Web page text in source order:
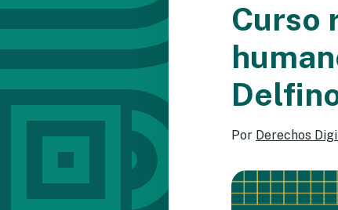
Curso
Por Derechos